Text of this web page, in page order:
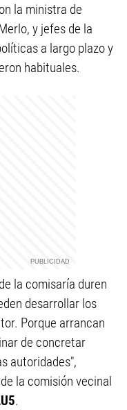
la ministra de
y jefes de la
a largo plazo y
habituales.
la comisaría duren
desarrollar los
Porque arrancan
de concretar
autoridades",
la comisión vecinal
.